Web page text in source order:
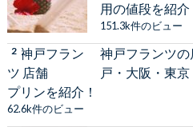
用の値段を紹介
151.3k件のビュー
神戸フランツ
戸・大阪・東
プリンを紹介！
62.6k件のビュー